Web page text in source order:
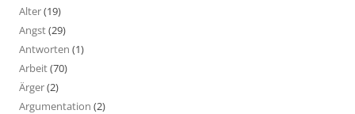
Alter(19)
Angst(29)
Antworten (1)
Arbeit(70)
Ärger(2)
Argumentation (2)